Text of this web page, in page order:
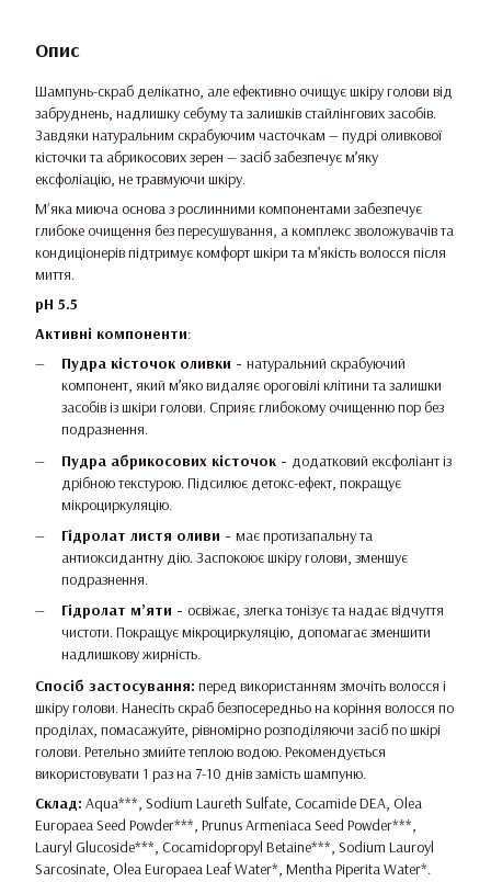
Опис
Шампунь-скраб делікатно, але ефективно очищує шкіру голови від
забруднень, надлишку себуму та залишків стайлінгових засобів.
Завдяки натуральним скрабуючим часточкам — пудрі оливкової
кісточки та абрикосових зерен — засіб забезпечує м’яку
ексфоліацію, не травмуючи шкіру.
Мʼяка миюча основа з рослинними компонентами забезпечує
глибоке очищення без пересушування, а комплекс зволожувачів та
кондиціонерів підтримує комфорт шкіри та м’якість волосся після
миття.
pH 5.5
Активні компоненти:
Пудра кісточок оливки - натуральний скрабуючий
компонент, який м’яко видаляє ороговілі клітини та залишки
засобів із шкіри голови. Сприяє глибокому очищенню пор без
подразнення.
Пудра абрикосових кісточок - додатковий ексфоліант із
дрібною текстурою. Підсилює детокс-ефект, покращує
мікроциркуляцію.
Гідролат листя оливи - має протизапальну та
антиоксидантну дію. Заспокоює шкіру голови, зменшує
подразнення.
Гідролат м’яти - освіжає, злегка тонізує та надає відчуття
чистоти. Покращує мікроциркуляцію, допомагає зменшити
надлишкову жирність.
Спосіб застосування: перед використанням змочіть волосся і
шкіру голови. Нанесіть скраб безпосередньо на коріння волосся по
проділах, помасажуйте, рівномірно розподіляючи засіб по шкірі
голови. Ретельно змийте теплою водою. Рекомендується
використовувати 1 раз на 7-10 днів замість шампуню.
Склад: Aqua***, Sodium Laureth Sulfate, Cocamide DEA, Olea
Europaea Seed Powder***, Prunus Armeniaca Seed Powder***,
Lauryl Glucoside***, Cocamidopropyl Betaine***, Sodium Lauroyl
Sarcosinate, Olea Europaea Leaf Water*, Mentha Piperita Water*.